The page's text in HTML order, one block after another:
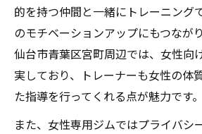
的を持つ仲間と一緒にトレーニング
のモチベーションアップにもつなが
仙台市青葉区宮町周辺では、女性向
実しており、トレーナーも女性の体
た指導を行ってくれる点が魅力です。
また、女性専用ジムではプライバシ